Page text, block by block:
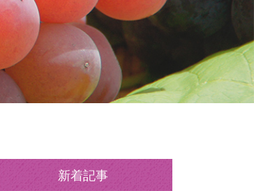
新着記事